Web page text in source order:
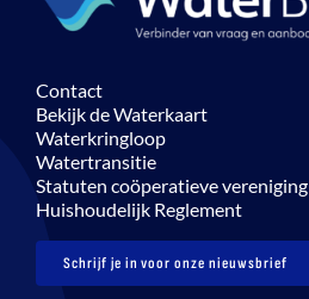
Contact
Bekijk de Waterkaart
Waterkringloop
Watertransitie
Statuten coöperatieve vereniging
Huishoudelijk Reglement
Schrijf je in voor onze nieuwsbrief